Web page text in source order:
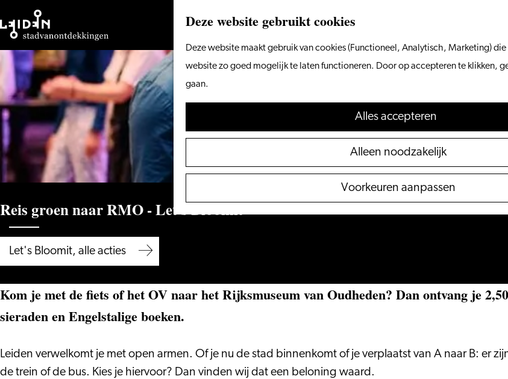
Deze website gebruikt cookies
Deze website maakt gebruik van cookies (Functioneel, Analytisch, Marketing)
website zo goed mogelijk te laten functioneren. Door op accepteren te klikken,
gaan.
Alles accepteren
Alleen noodzakelijk
Voorkeuren aanpassen
Ga
naar
de
homepage
Reis groen naar RMO - Let's Bloomit
Let's Bloomit, alle acties
Kom je met de fiets of het OV naar het Rijksmuseum van Oudheden? Dan ontvang je
sieraden en Engelstalige boeken.
Leiden verwelkomt je met open armen. Of je nu de stad binnenkomt of je verplaatst van A naar B: er
de trein of de bus. Kies je hiervoor? Dan vinden wij dat een beloning waard.